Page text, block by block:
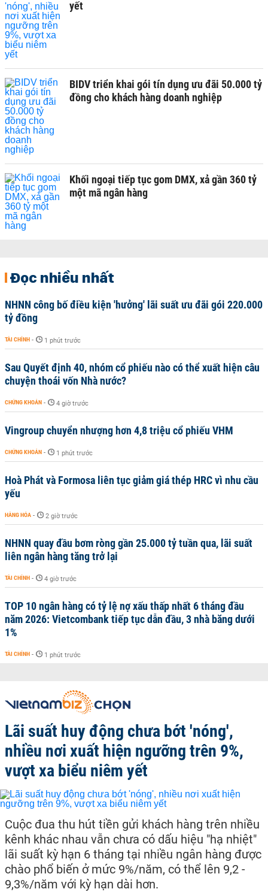
yết
BIDV triển khai gói tín dụng ưu đãi 50.000 tỷ
đồng cho khách hàng doanh nghiệp
Khối ngoại tiếp tục gom DMX, xả gần 360 tỷ
một mã ngân hàng
Đọc nhiều nhất
NHNN công bố điều kiện 'hưởng' lãi suất ưu đãi gói 220.000
tỷ đồng
TÀI CHÍNH - 1 phút trước
Sau Quyết định 40, nhóm cổ phiếu nào có thể xuất hiện câu
chuyện thoái vốn Nhà nước?
CHỨNG KHOÁN - 4 giờ trước
Vingroup chuyển nhượng hơn 4,8 triệu cổ phiếu VHM
CHỨNG KHOÁN - 1 phút trước
Hoà Phát và Formosa liên tục giảm giá thép HRC vì nhu cầu
yếu
HÀNG HÓA - 2 giờ trước
NHNN quay đầu bơm ròng gần 25.000 tỷ tuần qua, lãi suất
liên ngân hàng tăng trở lại
TÀI CHÍNH - 4 giờ trước
TOP 10 ngân hàng có tỷ lệ nợ xấu thấp nhất 6 tháng đầu
năm 2026: Vietcombank tiếp tục dẫn đầu, 3 nhà băng dưới
1%
TÀI CHÍNH - 1 phút trước
Lãi suất huy động chưa bớt 'nóng',
nhiều nơi xuất hiện ngưỡng trên 9%,
vượt xa biểu niêm yết
Cuộc đua thu hút tiền gửi khách hàng trên nhiều
kênh khác nhau vẫn chưa có dấu hiệu "hạ nhiệt"
lãi suất kỳ hạn 6 tháng tại nhiều ngân hàng được
chào phổ biến ở mức 9%/năm, có thể lên 9,2 -
9,3%/năm với kỳ hạn dài hơn.